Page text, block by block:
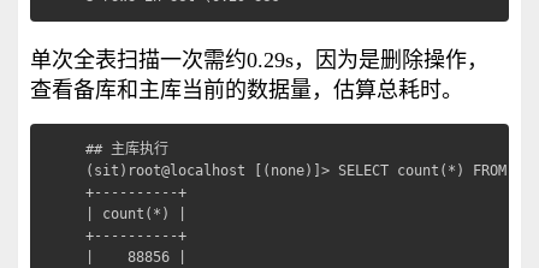
单次全表扫描一次需约0.29s，因为是删除操作，
查看备库和主库当前的数据量，估算总耗时。
## 主库执行
(sit)root@localhost [(none)]> SELECT count(*) FROM
+----------+
| count(*) |
+----------+
|    88856 |